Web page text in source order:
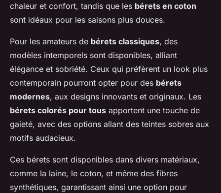
chaleur et confort, tandis que les bérets en coton
sont idéaux pour les saisons plus douces.
Pour les amateurs de bérets classiques, des
modèles intemporels sont disponibles, alliant
élégance et sobriété. Ceux qui préfèrent un look plus
contemporain pourront opter pour des bérets
modernes, aux designs innovants et originaux. Les
bérets colorés pour tous apportent une touche de
gaieté, avec des options allant des teintes sobres aux
motifs audacieux.
Ces bérets sont disponibles dans divers matériaux,
comme la laine, le coton, et même des fibres
synthétiques, garantissant ainsi une option pour